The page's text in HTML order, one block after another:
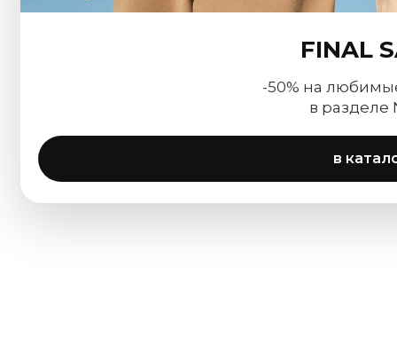
FINAL
-50% на
в разделе
в